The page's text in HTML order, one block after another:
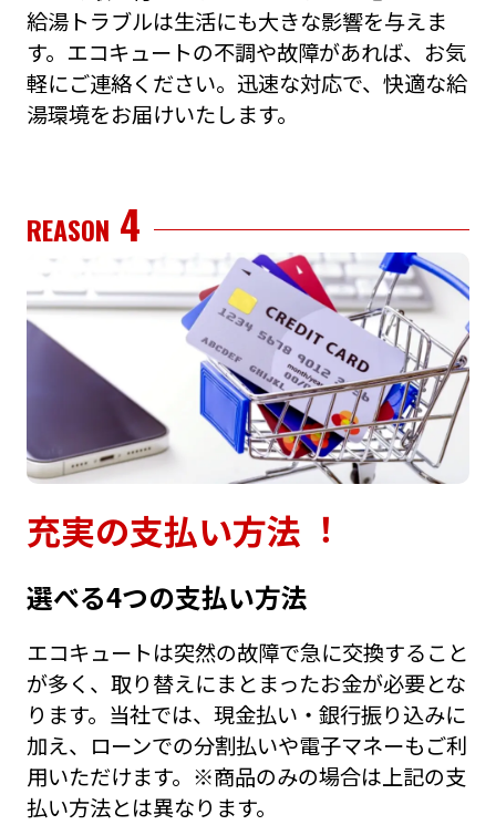
給湯トラブルは⽣活にも⼤きな影響を与えま
す。エコキュートの不調や故障があれば、お気
軽にご連絡ください。迅速な対応で、快適な給
湯環境をお届けいたします。
REASON 4
充実の⽀払い⽅法︕
選べる4つの⽀払い⽅法
エコキュートは突然の故障で急に交換すること
が多く、取り替えにまとまったお⾦が必要とな
ります。当社では、現⾦払い・銀⾏振り込みに
加え、ローンでの分割払いや電⼦マネーもご利
⽤いただけます。※商品のみの場合は上記の⽀
払い⽅法とは異なります。